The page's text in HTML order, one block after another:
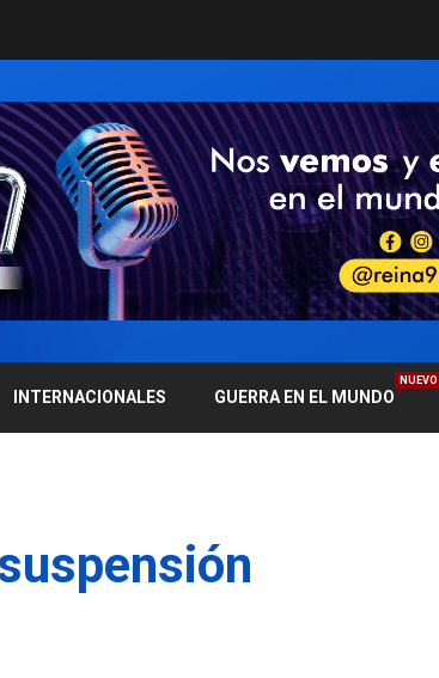
INTERNACIONALES GUERRA EN EL MUNDO
NUEVO